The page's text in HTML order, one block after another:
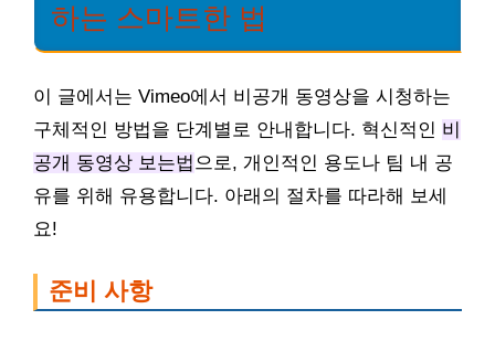
하는 스마트한 법
이 글에서는 Vimeo에서 비공개 동영상을 시청하는
구체적인 방법을 단계별로 안내합니다. 혁신적인 비
공개 동영상 보는법으로, 개인적인 용도나 팀 내 공
유를 위해 유용합니다. 아래의 절차를 따라해 보세
요!
준비 사항